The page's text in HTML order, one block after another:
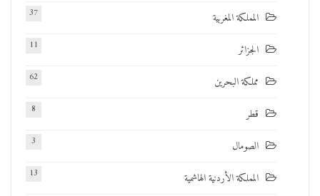
المملكة المغربية 37
الجزائر 11
مملكة البحرين 62
قطر 8
الصومال 3
المملكة الأردنية الهاشمية 13